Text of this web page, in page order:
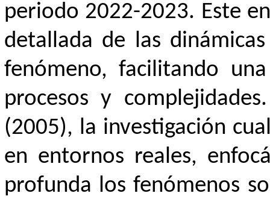
periodo 2022-2023. Este
detallada de las
fenómeno, facilitando
procesos y
(2005), la investigación
en entornos reales,
profunda los fenómenos